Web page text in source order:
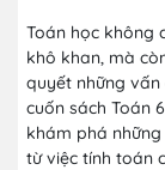
Toán học không
khô khan, mà
quyết những
cuốn sách Toán
khám phá
từ việc tính toán